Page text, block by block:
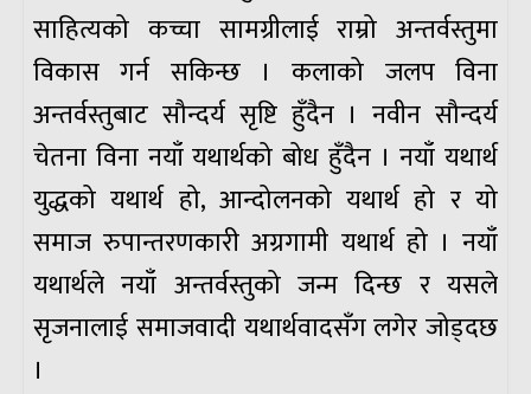
साहित्यको कच्चा सामग्रीलाई राम्रो अन्तर्वस्तुमा
विकास गर्न सकिन्छ । कलाको जलप विना
अन्तर्वस्तुबाट सौन्दर्य सृष्टि हुँदैन । नवीन सौन्दर्य
चेतना विना नयाँ यथार्थको बोध हुँदैन । नयाँ यथार्थ
युद्धको यथार्थ हो, आन्दोलनको यथार्थ हो र यो
समाज रुपान्तरणकारी अग्रगामी यथार्थ हो । नयाँ
यथार्थले नयाँ अन्तर्वस्तुको जन्म दिन्छ र यसले
सृजनालाई समाजवादी यथार्थवादसँग लगेर जोड्दछ
।